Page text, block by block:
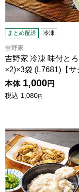
まとめ配送 冷凍
吉野家
吉野家 冷凍 味付と
×2)×3袋 (L7681)【サ
本体 1,000円
税込 1,080円
吉野家 冷凍 味付と